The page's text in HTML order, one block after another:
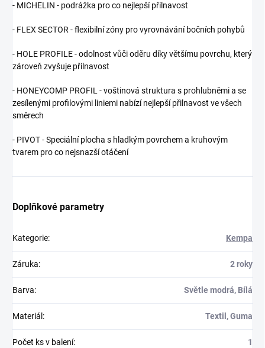
- MICHELIN - podrážka pro co nejlepší přilnavost
- FLEX SECTOR - flexibilní zóny pro vyrovnávání bočních pohybů
- HOLE PROFILE - odolnost vůči oděru díky většímu povrchu, který
zároveň zvyšuje přilnavost
- HONEYCOMP PROFIL - voštinová struktura s prohlubněmi a se
zesílenými profilovými liniemi nabízí nejlepší přilnavost ve všech
směrech
- PIVOT - Speciální plocha s hladkým povrchem a kruhovým
tvarem pro co nejsnazší otáčení
Doplňkové parametry
Kategorie: Kempa
Záruka: 2 roky
Barva: Světle modrá, Bílá
Materiál : Textil, Guma
Počet ks v balení: 1